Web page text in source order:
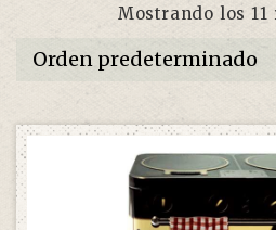
Mostrando los 11